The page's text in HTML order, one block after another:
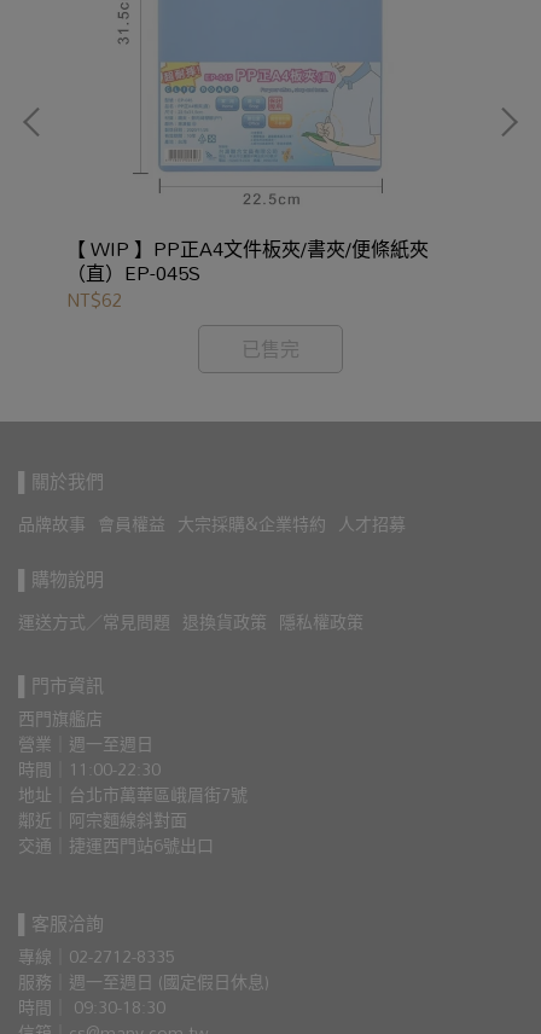
【 WIP 】PP正A4文件板夾/書夾/便條紙夾
（直）EP-045S
NT$62
已售完
▌關於我們
品牌故事 會員權益 大宗採購&企業特約 人才招募
▌購物說明
運送方式／常見問題 退換貨政策 隱私權政策
▌門市資訊
西門旗艦店
營業｜週一至週日
時間｜11:00-22:30
地址｜台北市萬華區峨眉街7號
鄰近｜阿宗麵線斜對面
交通｜捷運西門站6號出口
▌客服洽詢
專線｜02-2712-8335
服務｜週一至週日 (國定假日休息)
時間｜ 09:30-18:30